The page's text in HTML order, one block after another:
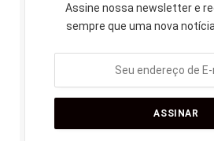
Assine nossa newsletter e
sempre que uma nova